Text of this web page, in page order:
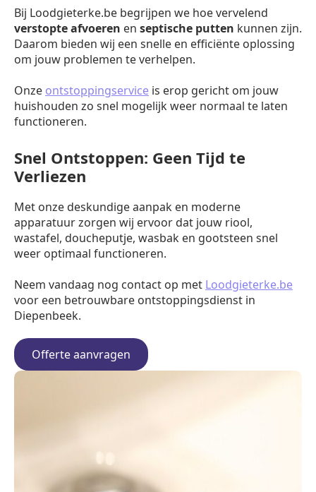
Bij Loodgieterke.be begrijpen we hoe vervelend
verstopte afvoeren en septische putten kunnen zijn.
Daarom bieden wij een snelle en efficiënte oplossing
om jouw problemen te verhelpen.
Onze ontstoppingservice is erop gericht om jouw
huishouden zo snel mogelijk weer normaal te laten
functioneren.
Snel Ontstoppen: Geen Tijd te
Verliezen
Met onze deskundige aanpak en moderne
apparatuur zorgen wij ervoor dat jouw riool,
wastafel, doucheputje, wasbak en gootsteen snel
weer optimaal functioneren.
Neem vandaag nog contact op met Loodgieterke.be
voor een betrouwbare ontstoppingsdienst in
Diepenbeek.
Offerte aanvragen